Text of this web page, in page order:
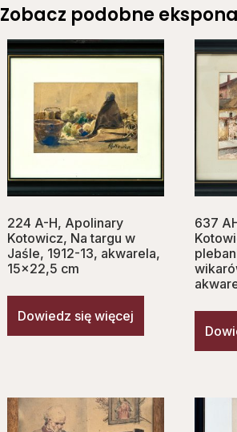
Zobacz podobne
224 A-H, Apolinary
Kotowicz, Na targu w
Jaśle, 1912-13, akwarela,
15×22,5 cm
Dowiedz się więcej
637